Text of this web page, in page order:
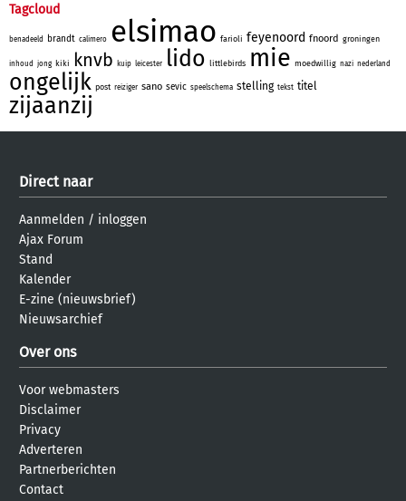
Tagcloud
benadeeld brandt calimero elsimao farioli feyenoord fnoord groningen
inhoud jong kiki knvb kuip leicester lido littlebirds mie moedwillig nazi nederland
ongelijk post reiziger sano sevic speelschema stelling tekst titel
zijaanzij
Direct naar
Aanmelden / inloggen
Ajax Forum
Stand
Kalender
E-zine (nieuwsbrief)
Nieuwsarchief
Over ons
Voor webmasters
Disclaimer
Privacy
Adverteren
Partnerberichten
Contact